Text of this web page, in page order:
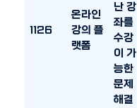
1126
온라인
강의 플
랫폼
난 강
좌를
수강
이 가
능한
문제
해결